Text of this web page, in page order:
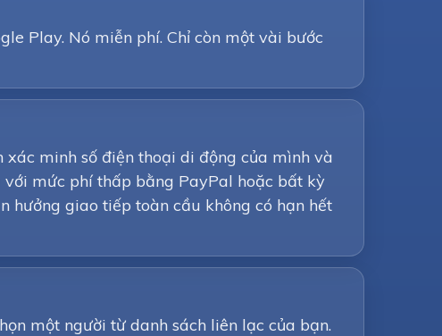
Play. Nó miễn phí. Chỉ còn một vài bước
minh số điện thoại di động của mình và
mức phí thấp bằng PayPal hoặc bất kỳ
hưởng giao tiếp toàn cầu không có hạn hết
một người từ danh sách liên lạc của bạn.